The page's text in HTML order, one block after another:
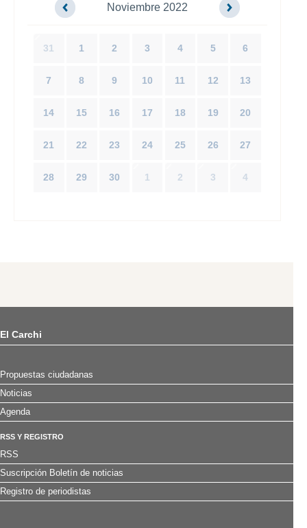
Noviembre 2022
31 1 2 3 4 5 6
7 8 9 10 11 12 13
14 15 16 17 18 19 20
21 22 23 24 25 26 27
28 29 30 1 2 3 4
El Carchi
Propuestas ciudadanas
Noticias
Agenda
RSS Y REGISTRO
RSS
Suscripción Boletín de noticias
Registro de periodistas